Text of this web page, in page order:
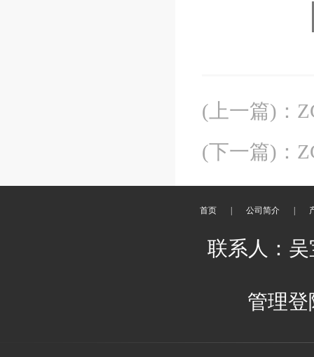
(上一篇) ：
(下一篇) ：
首页 公司简介
联系人：
管理登